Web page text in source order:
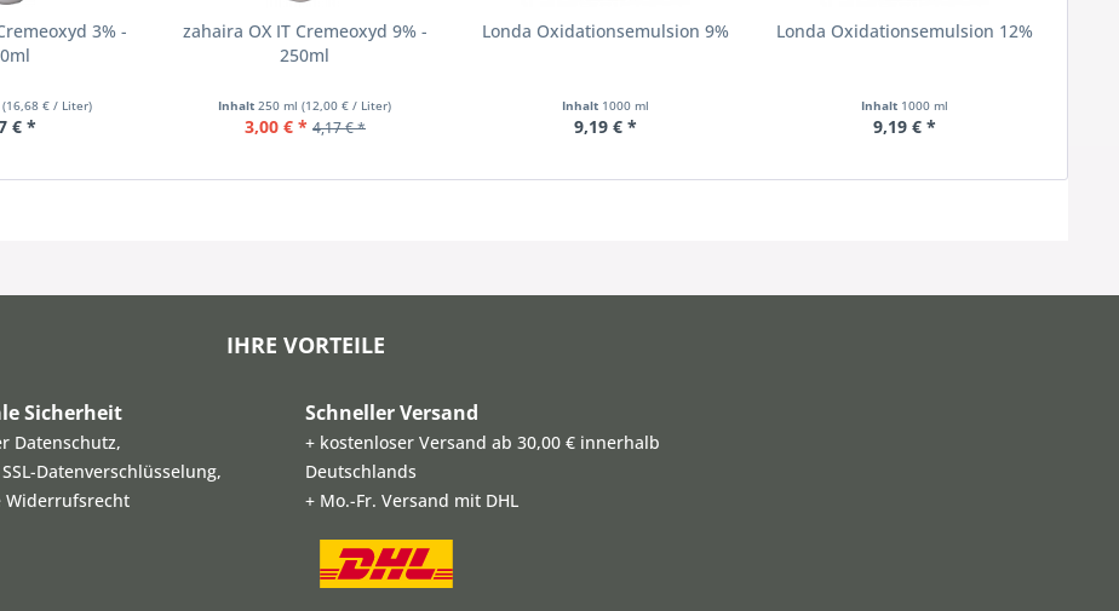
3% -
(16,68 € / Liter)
€ *
zahaira OX IT Cremeoxyd 9% -
250ml
Inhalt250 ml(12,00 € / Liter)
3,00 € * 4,17 € *
Londa Oxidationsemulsion 9%
Inhalt 1000 ml
9,19 € *
Londa Oxidationsemulsion 12%
Inhalt 1000 ml
9,19 € *
IHRE VORTEILE
Sicherheit
Datenschutz,
Datenverschlüsselung,
Widerrufsrecht
Schneller Versand
+ kostenloser Versand ab 30,00 € innerhalb
Deutschlands
+ Mo.-Fr. Versand mit DHL